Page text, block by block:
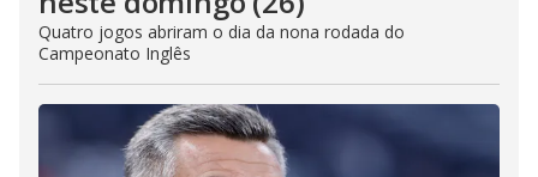
Quatro jogos abriram o dia da nona rodada do
Campeonato Inglês